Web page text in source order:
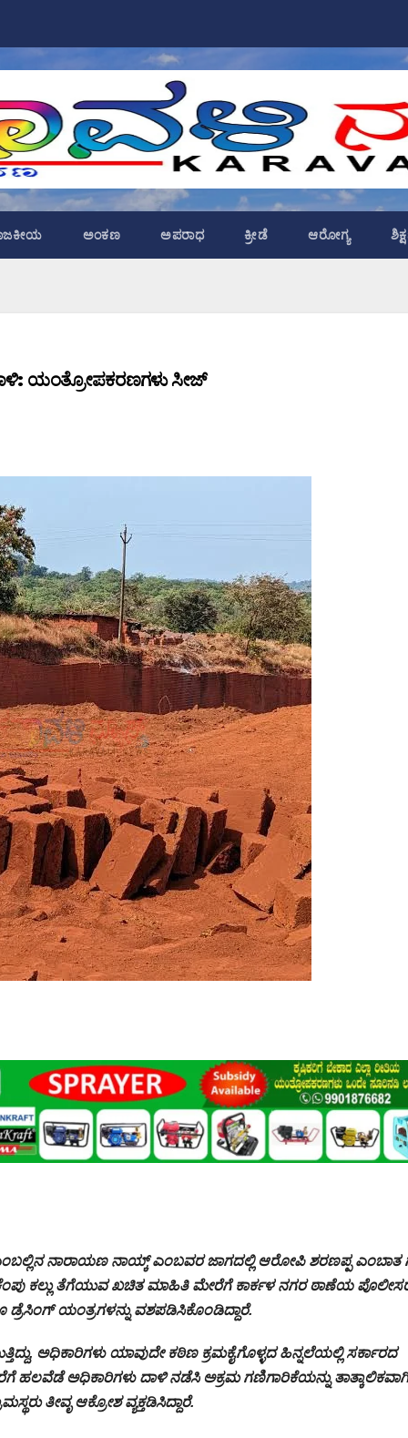
ಅಂಕಣ ಅಪರಾಧ ಕ್ರೀಡೆ ಆರೋಗ್ಯ
ಯಂತ್ರೋಪಕರಣಗಳು ಸೀಜ್
ಎಂಬಲ್ಲಿನ ನಾರಾಯಣ ನಾಯ್ಕ್ ಎಂಬವರ ಜಾಗದಲ್ಲಿ ಆರೋಪಿ ಶರಣಪ್ಪ ಎಂಬಾತ
ಕಲ್ಲು ತೆಗೆಯುವ ಖಚಿತ ಮಾಹಿತಿ ಮೇರೆಗೆ ಕಾರ್ಕಳ ನಗರ ಠಾಣೆಯ
ಡ್ರೆಸಿಂಗ್ ಯಂತ್ರಗಳನ್ನು ವಶಪಡಿಸಿಕೊಂಡಿದ್ದಾರೆ.
ಅಧಿಕಾರಿಗಳು ಯಾವುದೇ ಕಠಿಣ ಕ್ರಮಕೈಗೊಳ್ಳದ ಹಿನ್ನಲೆಯಲ್ಲಿ ಸರ್ಕಾರದ
ಹಲವೆಡೆ ಅಧಿಕಾರಿಗಳು ದಾಳಿ ನಡೆಸಿ ಅಕ್ರಮ ಗಣಿಗಾರಿಕೆಯನ್ನು ತಾತ್ಕಾಲಿಕವಾಗಿ
ತೀವೃ ಆಕ್ರೋಶ ವ್ಯಕ್ತಡಿಸಿದ್ದಾರೆ.